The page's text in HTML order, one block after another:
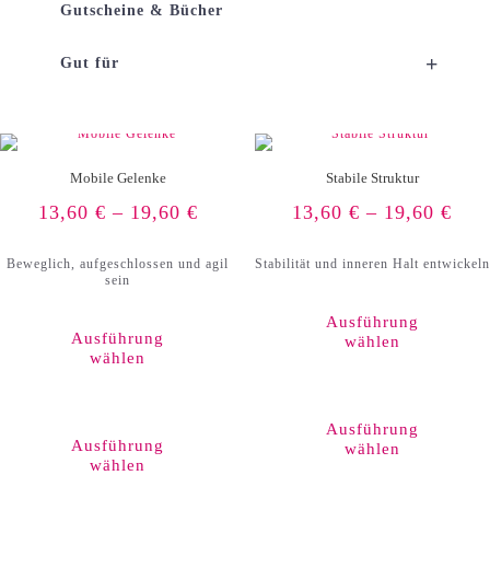
Gutscheine & Bücher
+
Gut für
Mobile Gelenke
13,60 € – 19,60 €
Beweglich, aufgeschlossen und agil
sein
Ausführung
wählen
Ausführung
wählen
Stabile Struktur
13,60€ – 19,60€
Stabilität und inneren Halt entwickeln
Ausführung
wählen
Ausführung
wählen